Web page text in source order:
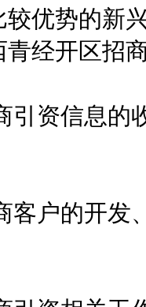
优势的新
经开区招
资信息的
户的开发